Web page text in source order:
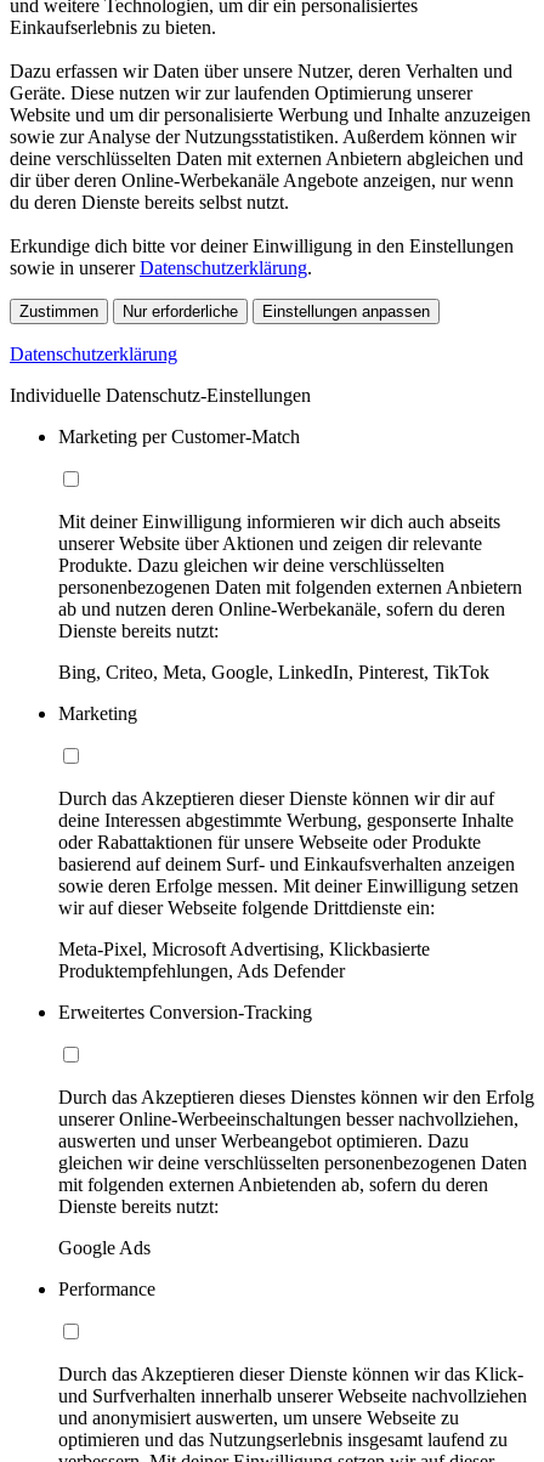
und weitere Technologien, um dir ein personalisiertes
Einkaufserlebnis zu bieten.
Dazu erfassen wir Daten über unsere Nutzer, deren Verhalten und
Geräte. Diese nutzen wir zur laufenden Optimierung unserer
Website und um dir personalisierte Werbung und Inhalte anzuzeigen
sowie zur Analyse der Nutzungsstatistiken. Außerdem können wir
deine verschlüsselten Daten mit externen Anbietern abgleichen und
dir über deren Online-Werbekanäle Angebote anzeigen, nur wenn
du deren Dienste bereits selbst nutzt.
Erkundige dich bitte vor deiner Einwilligung in den Einstellungen
sowie in unsererDatenschutzerklärung.
Zustimmen Nur erforderliche Einstellungen anpassen
Datenschutzerklärung
Individuelle Datenschutz-Einstellungen
Marketing per Customer-Match
Mit deiner Einwilligung informieren wir dich auch abseits
unserer Website über Aktionen und zeigen dir relevante
Produkte. Dazu gleichen wir deine verschlüsselten
personenbezogenen Daten mit folgenden externen Anbietern
ab und nutzen deren Online-Werbekanäle, sofern du deren
Dienste bereits nutzt:
Bing, Criteo, Meta, Google, LinkedIn, Pinterest, TikTok
Marketing
Durch das Akzeptieren dieser Dienste können wir dir auf
deine Interessen abgestimmte Werbung, gesponserte Inhalte
oder Rabattaktionen für unsere Webseite oder Produkte
basierend auf deinem Surf- und Einkaufsverhalten anzeigen
sowie deren Erfolge messen. Mit deiner Einwilligung setzen
wir auf dieser Webseite folgende Drittdienste ein:
Meta-Pixel, Microsoft Advertising, Klickbasierte
Produktempfehlungen, Ads Defender
Erweitertes Conversion-Tracking
Durch das Akzeptieren dieses Dienstes können wir den Erfolg
unserer Online-Werbeeinschaltungen besser nachvollziehen,
auswerten und unser Werbeangebot optimieren. Dazu
gleichen wir deine verschlüsselten personenbezogenen Daten
mit folgenden externen Anbietenden ab, sofern du deren
Dienste bereits nutzt:
Google Ads
Performance
Durch das Akzeptieren dieser Dienste können wir das Klick-
und Surfverhalten innerhalb unserer Webseite nachvollziehen
und anonymisiert auswerten, um unsere Webseite zu
optimieren und das Nutzungserlebnis insgesamt laufend zu